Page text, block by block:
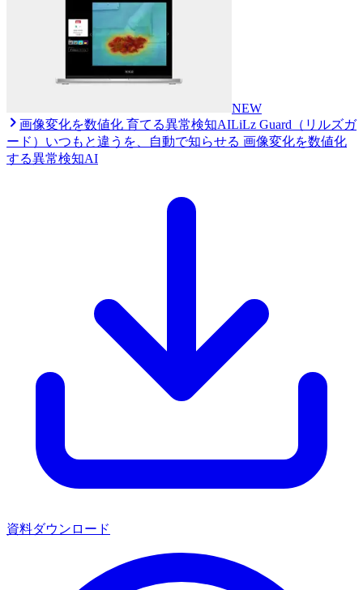
NEW
画像変化を数値化 育てる異常検知AILiLz Guard（リルズガ
ード） いつもと違うを、自動で知らせる 画像変化を数値化
する異常検知AI
資料ダウンロード